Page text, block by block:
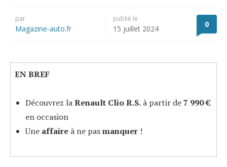
par
Magazine-auto.fr
publié le
15 juillet 2024 0
EN BREF
Découvrez laRenault Clio R.S.à partir de7 990 €
en occasion
Une affaireà ne pasmanquer!